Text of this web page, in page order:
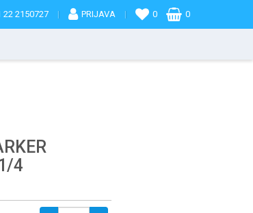
22 2150727 | PRIJAVA | 0 0
4